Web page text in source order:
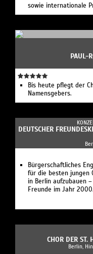
sowie internationale
PAUL-
Bis heute pflegt der
Namensgebers.
DEUTSCHER
Bürgerschaftliches
für die besten jungen
in Berlin aufzubauen
Freunde im Jahr 2000.
CHOR DER ST.
Berlin,